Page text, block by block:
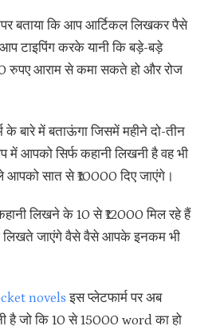
बताया कि आप आर्टिकल लिखकर पैसे
टाइपिंग करके यानी कि बड़े-बड़े
आराम से कमा सकते हो और रोज
बारे में बताऊंगा जिसमें महीने दो-तीन
में आपको सिर्फ कहानी लिखनी है वह भी
सात से ₹10000 दिए जाएंगे।
लिखने के 10 से ₹12000 मिल रहे हैं
जाएंगे वैसे वैसे आपके इनकम भी
novels इस प्लेटफार्म पर अब
है जो कि 10 से 15000 word का हो